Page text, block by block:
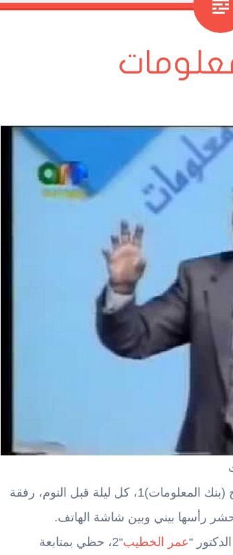
أقوم هذه الأيام بمشاهدة حلقات من برنامج (بنك المعلومات)1، كل ليلة قبل النوم، رفقة
رأسها بيني وبين شاشة الهاتف.
“عمر الخطيب
“2، حظي بمتابعة